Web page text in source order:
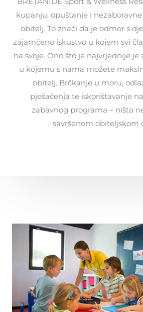
kupanju, opuštanje i
obitelj. To znači da je odmor s
zajamčeno iskustvo u kojem svi
na svoje. Ono što je najvrjednije
u kojemu s nama možete
obitelj. Brčkanje u moru,
pješačenja te iskorištavanje
zabavnog programa – ništa
savršenom obiteljskom